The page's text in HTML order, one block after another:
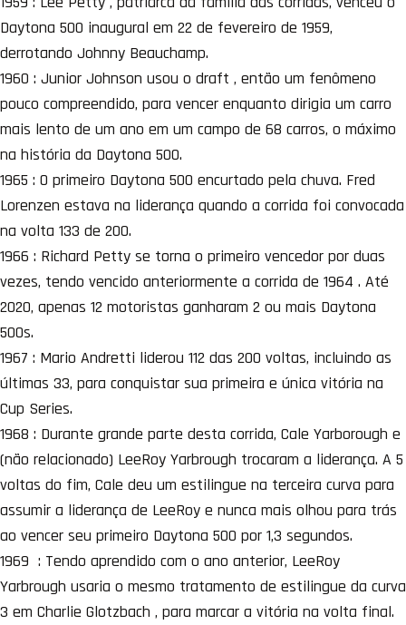
Daytona 500 inaugural em 22 de fevereiro de 1959,
derrotando Johnny Beauchamp.
1960 : Junior Johnson usou o draft , então um fenômeno
pouco compreendido, para vencer enquanto dirigia um carro
mais lento de um ano em um campo de 68 carros, o máximo
na história da Daytona 500.
1965 : O primeiro Daytona 500 encurtado pela chuva. Fred
Lorenzen estava na liderança quando a corrida foi convocada
na volta 133 de 200.
1966 : Richard Petty se torna o primeiro vencedor por duas
vezes, tendo vencido anteriormente a corrida de 1964 . Até
2020, apenas 12 motoristas ganharam 2 ou mais Daytona
500s.
1967 : Mario Andretti liderou 112 das 200 voltas, incluindo as
últimas 33, para conquistar sua primeira e única vitória na
Cup Series.
1968 : Durante grande parte desta corrida, Cale Yarborough e
(não relacionado) LeeRoy Yarbrough trocaram a liderança. A 5
voltas do fim, Cale deu um estilingue na terceira curva para
assumir a liderança de LeeRoy e nunca mais olhou para trás
ao vencer seu primeiro Daytona 500 por 1,3 segundos.
1969 : Tendo aprendido com o ano anterior, LeeRoy
Yarbrough usaria o mesmo tratamento de estilingue da curva
3 em Charlie Glotzbach , para marcar a vitória na volta final.